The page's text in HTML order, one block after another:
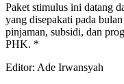
Paket stimulus ini datang
yang disepakati pada
pinjaman, subsidi, dan
PHK. *
Editor: Ade Irwansyah